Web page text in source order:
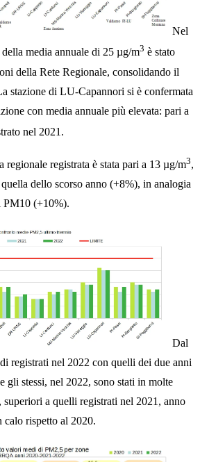
Nel
media annuale di 25 µg/m3 è stato
della Rete Regionale, consolidando il
stazione di LU-Capannori si è confermata
con media annuale più elevata: pari a
nel 2021.
regionale registrata è stata pari a 13 µg/m3,
dello scorso anno (+8%), in analogia
PM10 (+10%).
Dal
registrati nel 2022 con quelli dei due anni
gli stessi, nel 2022, sono stati in molte
superiori a quelli registrati nel 2021, anno
calo rispetto al 2020.